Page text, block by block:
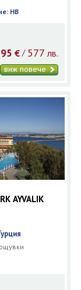
HB
€ / 577 лв.
виж повече
AYVALIK